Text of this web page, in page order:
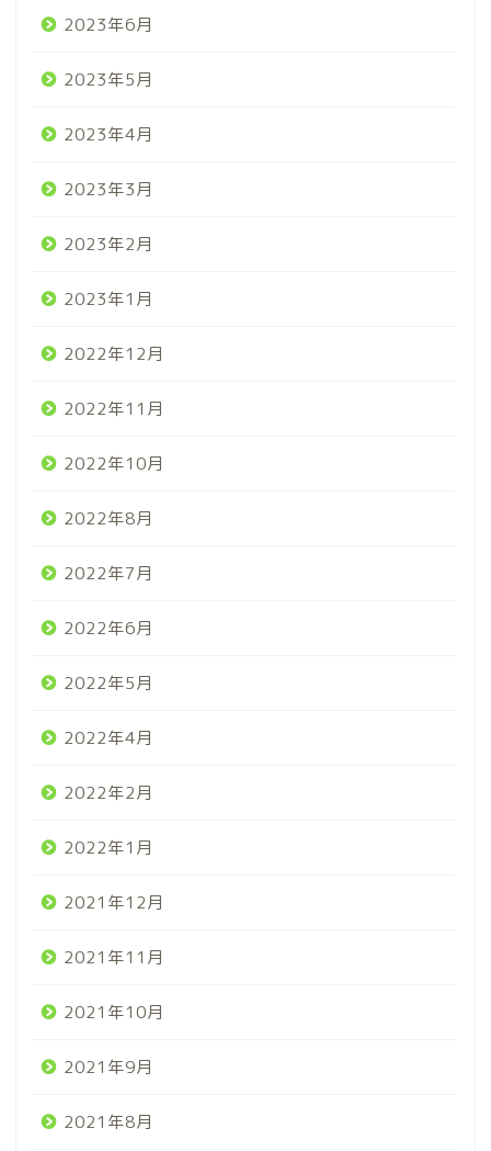
2023年6月
2023年5月
2023年4月
2023年3月
2023年2月
2023年1月
2022年12月
2022年11月
2022年10月
2022年8月
2022年7月
2022年6月
2022年5月
2022年4月
2022年2月
2022年1月
2021年12月
2021年11月
2021年10月
2021年9月
2021年8月